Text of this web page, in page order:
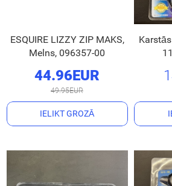
ESQUIRE LIZZY ZIP MAKS,
Melns, 096357-00
44.96EUR
49.95EUR
IELIKT GROZĀ